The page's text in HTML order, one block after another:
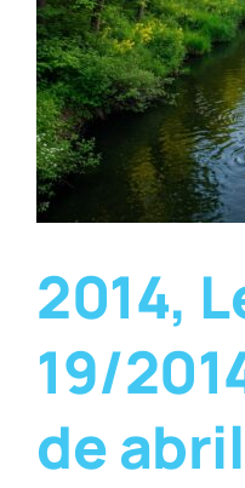
2014,
19/
de